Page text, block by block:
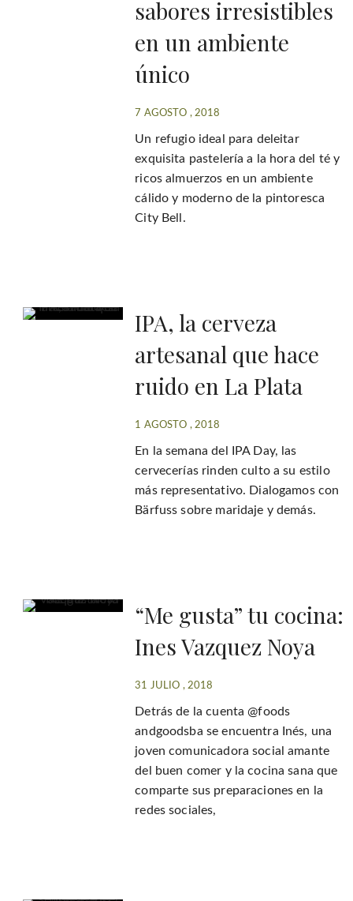
sabores irresistibles
en un ambiente
único
7 AGOSTO , 2018
Un refugio ideal para deleitar
exquisita pastelería a la hora del té y
ricos almuerzos en un ambiente
cálido y moderno de la pintoresca
City Bell.
IPA, la cerveza
artesanal que hace
ruido en La Plata
1 AGOSTO , 2018
En la semana del IPA Day, las
cervecerías rinden culto a su estilo
más representativo. Dialogamos con
Bärfuss sobre maridaje y demás.
“Me gusta” tu cocina:
Ines Vazquez Noya
31 JULIO , 2018
Detrás de la cuenta @foods
andgoodsba se encuentra Inés, una
joven comunicadora social amante
del buen comer y la cocina sana que
comparte sus preparaciones en la
redes sociales,